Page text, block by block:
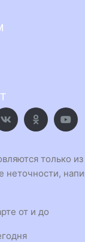
только
неточности,
от и до